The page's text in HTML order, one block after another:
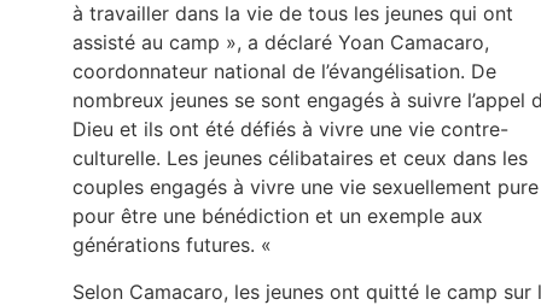
à travailler dans la vie de tous les jeunes qui ont
assisté au camp », a déclaré Yoan Camacaro,
coordonnateur national de l’évangélisation. De
nombreux jeunes se sont engagés à suivre l’appel
Dieu et ils ont été défiés à vivre une vie contre-
culturelle. Les jeunes célibataires et ceux dans les
couples engagés à vivre une vie sexuellement pure
pour être une bénédiction et un exemple aux
générations futures. «
Selon Camacaro, les jeunes ont quitté le camp sur